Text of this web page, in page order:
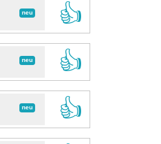
neu
👍
neu
👍
neu
👍